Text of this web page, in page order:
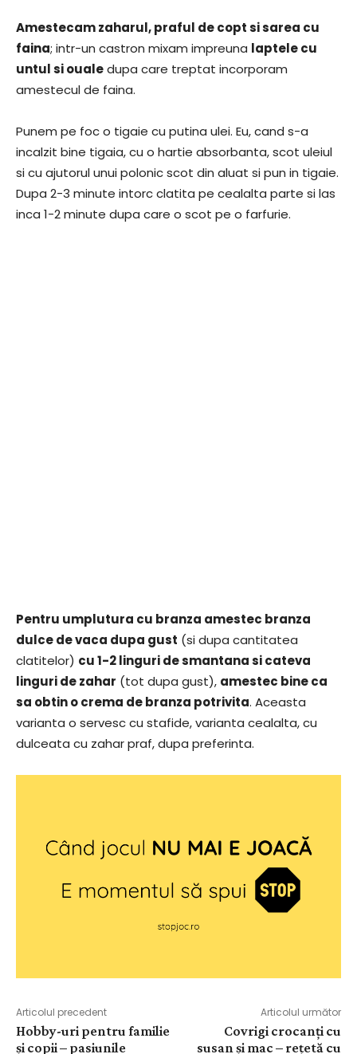
Amestecam zaharul, praful de copt si sarea cu
faina; intr-un castron mixam impreuna laptele cu
untul si oualedupa care treptat incorporam
amestecul de faina.
Punem pe foc o tigaie cu putina ulei. Eu, cand s-a
incalzit bine tigaia, cu o hartie absorbanta, scot uleiul
si cu ajutorul unui polonic scot din aluat si pun in tigaie.
Dupa 2-3 minute intorc clatita pe cealalta parte si las
inca 1-2 minute dupa care o scot pe o farfurie.
Pentru umplutura cu branza amestec branza
dulce de vaca dupa gust (si dupa cantitatea
clatitelor) cu 1-2 linguri de smantana si cateva
linguri de zahar (tot dupa gust), amestec bine ca
sa obtin o crema de branza potrivita. Aceasta
varianta o servesc cu stafide, varianta cealalta, cu
dulceata cu zahar praf, dupa preferinta.
Articolul precedent
Hobby-uri pentru familie
și copii – pasiunile
Articolul următor
Covrigi crocanți cu
susan și mac – rețetă cu